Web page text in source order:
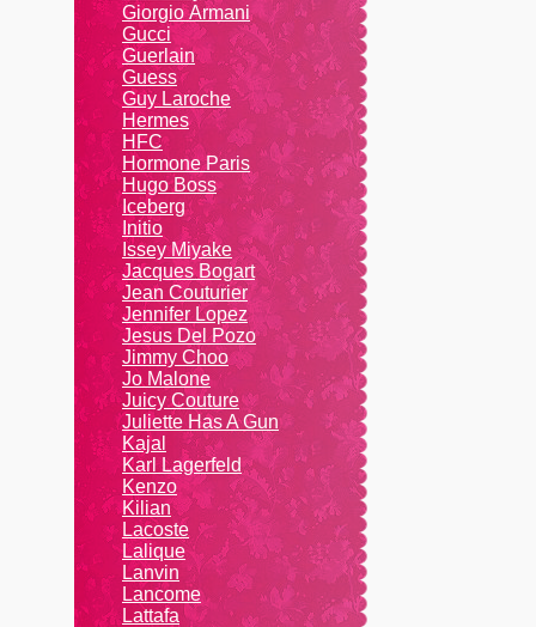
Giоrgio Аrmаni
Gucci
Guerlain
Guess
Guy Laroche
Hermes
HFC
Hormone Paris
Hugo Boss
Iceberg
Initio
Issey Miyake
Jacques Bogart
Jean Couturier
Jennifer Lopez
Jesus Del Pozo
Jimmy Choo
Jo Malone
Juicy Couture
Juliette Has A Gun
Kajal
Karl Lagerfeld
Kenzo
Kiliаn
Lacoste
Lalique
Lanvin
Lanсоmе
Lattafa